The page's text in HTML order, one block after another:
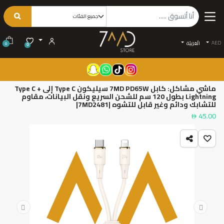
AED الْعَرَبيّة 0
0
ماشي مشاكل: كابل 7MD PD65W سيليكون Type C إلى Type C +
Lightning بطول 120 سم للشحن السريع ونقل البيانات، مقاوم
للتشابك ودائم وغير قابل للتشوه |7MD2481|
45.00